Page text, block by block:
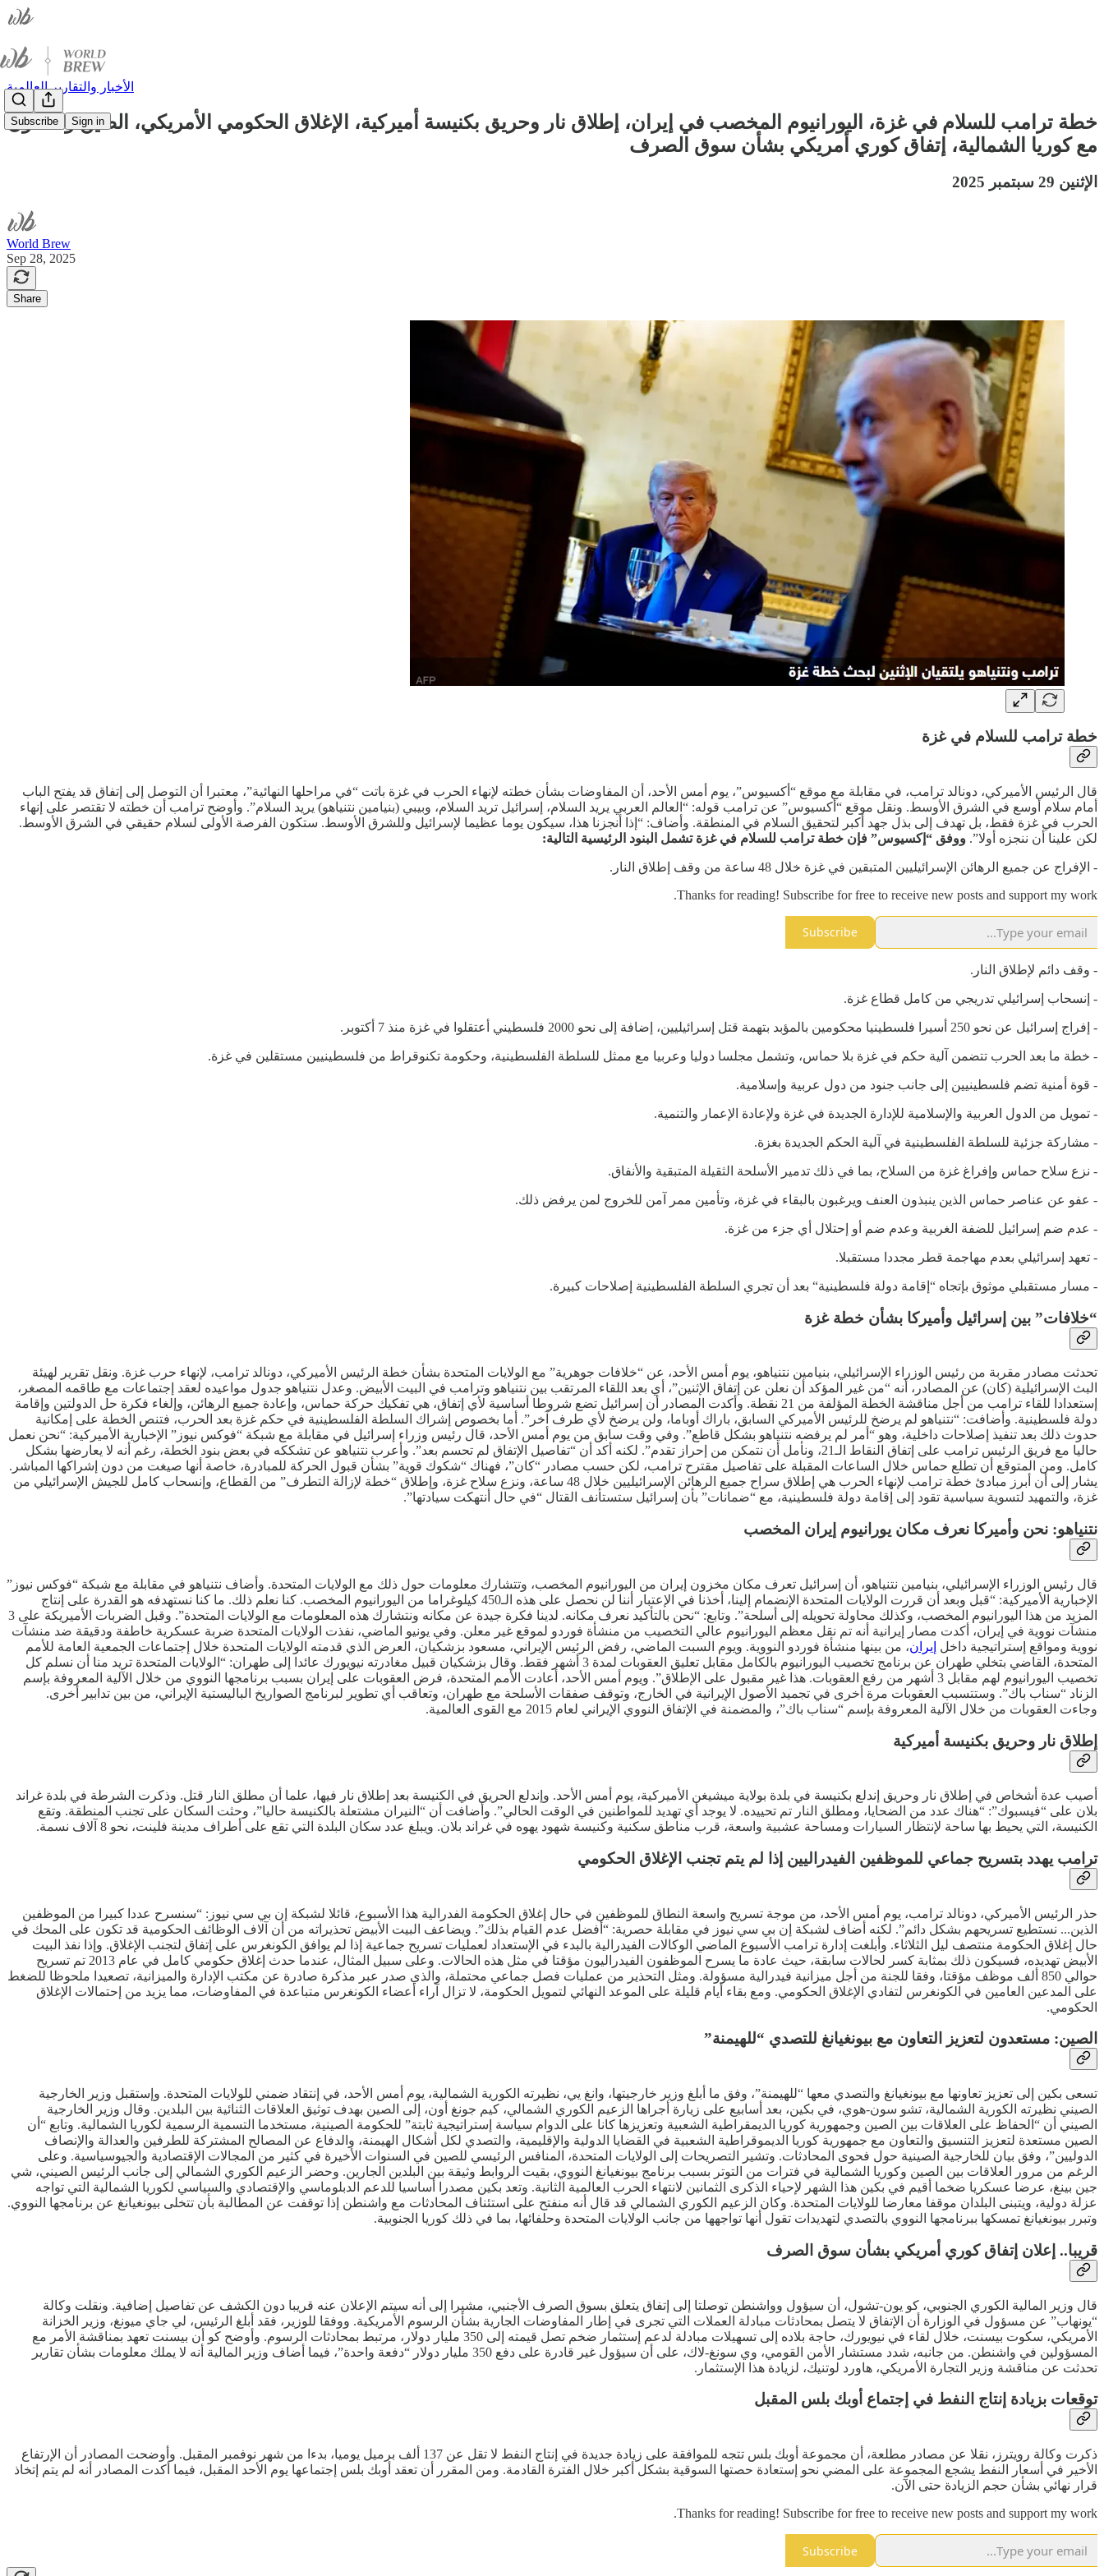
Subscribe Sign in
الأخبار والتقارير العالمية
خطة ترامب للسلام في غزة، اليورانيوم المخصب في إيران، إطلاق نار وحريق بكنيسة أميركية، الإغلاق الحكومي الأمريكي، الصين والتعاون
مع كوريا الشمالية، إتفاق كوري أمريكي بشأن سوق الصرف
الإثنين 29 سبتمبر 2025
World Brew
Sep 28, 2025
Share
خطة ترامب للسلام في غزة
قال الرئيس الأميركي، دونالد ترامب، في مقابلة مع موقع “أكسيوس”، يوم أمس الأحد، أن المفاوضات بشأن خطته لإنهاء الحرب في غزة باتت “في مراحلها النهائية”، معتبرا أن التوصل إلى إتفاق قد يفتح الباب
أمام سلام أوسع في الشرق الأوسط. ونقل موقع “أكسيوس” عن ترامب قوله: “العالم العربي يريد السلام، إسرائيل تريد السلام، وبيبي (بنيامين نتنياهو) يريد السلام”. وأوضح ترامب أن خطته لا تقتصر على إنهاء
الحرب في غزة فقط، بل تهدف إلى بذل جهد أكبر لتحقيق السلام في المنطقة. وأضاف: “إذا أنجزنا هذا، سيكون يوما عظيما لإسرائيل وللشرق الأوسط. ستكون الفرصة الأولى لسلام حقيقي في الشرق الأوسط.
لكن علينا أن ننجزه أولا”. ووفق “إكسيوس” فإن خطة ترامب للسلام في غزة تشمل البنود الرئيسية التالية:
- الإفراج عن جميع الرهائن الإسرائيليين المتبقين في غزة خلال 48 ساعة من وقف إطلاق النار.
Thanks for reading! Subscribe for free to receive new posts and support my work.
Subscribe
- وقف دائم لإطلاق النار.
- إنسحاب إسرائيلي تدريجي من كامل قطاع غزة.
- إفراج إسرائيل عن نحو 250 أسيرا فلسطينيا محكومين بالمؤبد بتهمة قتل إسرائيليين، إضافة إلى نحو 2000 فلسطيني أعتقلوا في غزة منذ 7 أكتوبر.
- خطة ما بعد الحرب تتضمن آلية حكم في غزة بلا حماس، وتشمل مجلسا دوليا وعربيا مع ممثل للسلطة الفلسطينية، وحكومة تكنوقراط من فلسطينيين مستقلين في غزة.
- قوة أمنية تضم فلسطينيين إلى جانب جنود من دول عربية وإسلامية.
- تمويل من الدول العربية والإسلامية للإدارة الجديدة في غزة ولإعادة الإعمار والتنمية.
- مشاركة جزئية للسلطة الفلسطينية في آلية الحكم الجديدة بغزة.
- نزع سلاح حماس وإفراغ غزة من السلاح، بما في ذلك تدمير الأسلحة الثقيلة المتبقية والأنفاق.
- عفو عن عناصر حماس الذين ينبذون العنف ويرغبون بالبقاء في غزة، وتأمين ممر آمن للخروج لمن يرفض ذلك.
- عدم ضم إسرائيل للضفة الغربية وعدم ضم أو إحتلال أي جزء من غزة.
- تعهد إسرائيلي بعدم مهاجمة قطر مجددا مستقبلا.
- مسار مستقبلي موثوق بإتجاه “إقامة دولة فلسطينية“ بعد أن تجري السلطة الفلسطينية إصلاحات كبيرة.
“خلافات” بين إسرائيل وأميركا بشأن خطة غزة
تحدثت مصادر مقربة من رئيس الوزراء الإسرائيلي، بنيامين نتنياهو، يوم أمس الأحد، عن “خلافات جوهرية” مع الولايات المتحدة بشأن خطة الرئيس الأميركي، دونالد ترامب، لإنهاء حرب غزة. ونقل تقرير لهيئة
البث الإسرائيلية (كان) عن المصادر، أنه “من غير المؤكد أن نعلن عن إتفاق الإثنين”، أي بعد اللقاء المرتقب بين نتنياهو وترامب في البيت الأبيض. وعدل نتنياهو جدول مواعيده لعقد إجتماعات مع طاقمه المصغر،
إستعدادا للقاء ترامب من أجل مناقشة الخطة المؤلفة من 21 نقطة. وأكدت المصادر أن إسرائيل تضع شروطا أساسية لأي إتفاق، هي تفكيك حركة حماس، وإعادة جميع الرهائن، وإلغاء فكرة حل الدولتين وإقامة
دولة فلسطينية. وأضافت: “نتنياهو لم يرضخ للرئيس الأميركي السابق، باراك أوباما، ولن يرضخ لأي طرف آخر”. أما بخصوص إشراك السلطة الفلسطينية في حكم غزة بعد الحرب، فتنص الخطة على إمكانية
حدوث ذلك بعد تنفيذ إصلاحات داخلية، وهو “أمر لم يرفضه نتنياهو بشكل قاطع”. وفي وقت سابق من يوم أمس الأحد، قال رئيس وزراء إسرائيل في مقابلة مع شبكة “فوكس نيوز” الإخبارية الأميركية: “نحن نعمل
حاليا مع فريق الرئيس ترامب على إتفاق النقاط الـ21، ونأمل أن نتمكن من إحراز تقدم”. لكنه أكد أن “تفاصيل الإتفاق لم تحسم بعد”. وأعرب نتنياهو عن تشككه في بعض بنود الخطة، رغم أنه لا يعارضها بشكل
كامل. ومن المتوقع أن تطلع حماس خلال الساعات المقبلة على تفاصيل مقترح ترامب، لكن حسب مصادر “كان”، فهناك “شكوك قوية” بشأن قبول الحركة للمبادرة، خاصة أنها صيغت من دون إشراكها المباشر.
يشار إلى أن أبرز مبادئ خطة ترامب لإنهاء الحرب هي إطلاق سراح جميع الرهائن الإسرائيليين خلال 48 ساعة، ونزع سلاح غزة، وإطلاق “خطة لإزالة التطرف” من القطاع، وإنسحاب كامل للجيش الإسرائيلي من
غزة، والتمهيد لتسوية سياسية تقود إلى إقامة دولة فلسطينية، مع “ضمانات” بأن إسرائيل ستستأنف القتال “في حال أنتهكت سيادتها”.
نتنياهو: نحن وأميركا نعرف مكان يورانيوم إيران المخصب
قال رئيس الوزراء الإسرائيلي، بنيامين نتنياهو، أن إسرائيل تعرف مكان مخزون إيران من اليورانيوم المخصب، وتتشارك معلومات حول ذلك مع الولايات المتحدة. وأضاف نتنياهو في مقابلة مع شبكة “فوكس نيوز”
الإخبارية الأميركية: “قبل وبعد أن قررت الولايات المتحدة الإنضمام إلينا، أخذنا في الإعتبار أننا لن نحصل على هذه الـ450 كيلوغراما من اليورانيوم المخصب. كنا نعلم ذلك. ما كنا نستهدفه هو القدرة على إنتاج
المزيد من هذا اليورانيوم المخصب، وكذلك محاولة تحويله إلى أسلحة”. وتابع: “نحن بالتأكيد نعرف مكانه. لدينا فكرة جيدة عن مكانه ونتشارك هذه المعلومات مع الولايات المتحدة”. وقبل الضربات الأميريكة على 3
منشآت نووية في إيران، أكدت مصار إيرانية أنه تم نقل معظم اليورانيوم عالي التخصيب من منشأة فوردو لموقع غير معلن. وفي يونيو الماضي، نفذت الولايات المتحدة ضربة عسكرية خاطفة ودقيقة ضد منشآت
نووية ومواقع إستراتيجية داخل إيران، من بينها منشأة فوردو النووية. ويوم السبت الماضي، رفض الرئيس الإيراني، مسعود بزشكيان، العرض الذي قدمته الولايات المتحدة خلال إجتماعات الجمعية العامة للأمم
المتحدة، القاضي بتخلي طهران عن برنامج تخصيب اليورانيوم بالكامل مقابل تعليق العقوبات لمدة 3 أشهر فقط. وقال بزشكيان قبيل مغادرته نيويورك عائدا إلى طهران: “الولايات المتحدة تريد منا أن نسلم كل
تخصيب اليورانيوم لهم مقابل 3 أشهر من رفع العقوبات. هذا غير مقبول على الإطلاق”. ويوم أمس الأحد، أعادت الأمم المتحدة، فرض العقوبات على إيران بسبب برنامجها النووي من خلال الآلية المعروفة بإسم
الزناد “سناب باك”. وستتسبب العقوبات مرة أخرى في تجميد الأصول الإيرانية في الخارج، وتوقف صفقات الأسلحة مع طهران، وتعاقب أي تطوير لبرنامج الصواريخ الباليستية الإيراني، من بين تدابير أخرى.
وجاءت العقوبات من خلال الآلية المعروفة بإسم “سناب باك”، والمضمنة في الإتفاق النووي الإيراني لعام 2015 مع القوى العالمية.
إطلاق نار وحريق بكنيسة أميركية
أصيب عدة أشخاص في إطلاق نار وحريق إندلع بكنيسة في بلدة بولاية ميشيغن الأميركية، يوم أمس الأحد. وإندلع الحريق في الكنيسة بعد إطلاق نار فيها، علما أن مطلق النار قتل. وذكرت الشرطة في بلدة غراند
بلان على “فيسبوك”: “هناك عدد من الضحايا، ومطلق النار تم تحييده. لا يوجد أي تهديد للمواطنين في الوقت الحالي”. وأضافت أن “النيران مشتعلة بالكنيسة حاليا”، وحثت السكان على تجنب المنطقة. وتقع
الكنيسة، التي يحيط بها ساحة لإنتظار السيارات ومساحة عشبية واسعة، قرب مناطق سكنية وكنيسة شهود يهوه في غراند بلان. ويبلغ عدد سكان البلدة التي تقع على أطراف مدينة فلينت، نحو 8 آلاف نسمة.
ترامب يهدد بتسريح جماعي للموظفين الفيدراليين إذا لم يتم تجنب الإغلاق الحكومي
حذر الرئيس الأميركي، دونالد ترامب، يوم أمس الأحد، من موجة تسريح واسعة النطاق للموظفين في حال إغلاق الحكومة الفدرالية هذا الأسبوع، قائلا لشبكة إن بي سي نيوز: “سنسرح عددا كبيرا من الموظفين
الذين... نستطيع تسريحهم بشكل دائم”. لكنه أضاف لشبكة إن بي سي نيوز في مقابلة حصرية: “أفضل عدم القيام بذلك”. ويضاعف البيت الأبيض تحذيراته من أن آلاف الوظائف الحكومية قد تكون على المحك في
حال إغلاق الحكومة منتصف ليل الثلاثاء. وأبلغت إدارة ترامب الأسبوع الماضي الوكالات الفيدرالية بالبدء في الإستعداد لعمليات تسريح جماعية إذا لم يوافق الكونغرس على إتفاق لتجنب الإغلاق. وإذا نفذ البيت
الأبيض تهديده، فسيكون ذلك بمثابة كسر لحالات سابقة، حيث عادة ما يسرح الموظفون الفيدراليون مؤقتا في مثل هذه الحالات. وعلى سبيل المثال، عندما حدث إغلاق حكومي كامل في عام 2013 تم تسريح
حوالي 850 ألف موظف مؤقتا، وفقا للجنة من أجل ميزانية فيدرالية مسؤولة. ومثل التحذير من عمليات فصل جماعي محتملة، والذي صدر عبر مذكرة صادرة عن مكتب الإدارة والميزانية، تصعيدا ملحوظا للضغط
على المدعين العامين في الكونغرس لتفادي الإغلاق الحكومي. ومع بقاء أيام قليلة على الموعد النهائي لتمويل الحكومة، لا تزال آراء أعضاء الكونغرس متباعدة في المفاوضات، مما يزيد من إحتمالات الإغلاق
الحكومي.
الصين: مستعدون لتعزيز التعاون مع بيونغيانغ للتصدي “للهيمنة”
تسعى بكين إلى تعزيز تعاونها مع بيونغيانغ والتصدي معها “للهيمنة”، وفق ما أبلغ وزير خارجيتها، وانغ يي، نظيرته الكورية الشمالية، يوم أمس الأحد، في إنتقاد ضمني للولايات المتحدة. وإستقبل وزير الخارجية
الصيني نظيرته الكورية الشمالية، تشو سون-هوي، في بكين، بعد أسابيع على زيارة أجراها الزعيم الكوري الشمالي، كيم جونغ أون، إلى الصين بهدف توثيق العلاقات الثنائية بين البلدين. وقال وزير الخارجية
الصيني أن “الحفاظ على العلاقات بين الصين وجمهورية كوريا الديمقراطية الشعبية وتعزيزها كانا على الدوام سياسة إستراتيجية ثابتة” للحكومة الصينية، مستخدما التسمية الرسمية لكوريا الشمالية. وتابع “أن
الصين مستعدة لتعزيز التنسيق والتعاون مع جمهورية كوريا الديموقراطية الشعبية في القضايا الدولية والإقليمية، والتصدي لكل أشكال الهيمنة، والدفاع عن المصالح المشتركة للطرفين والعدالة والإنصاف
الدوليين”، وفق بيان للخارجية الصينية حول فحوى المحادثات. وتشير التصريحات إلى الولايات المتحدة، المنافس الرئيسي للصين في السنوات الأخيرة في كثير من المجالات الإقتصادية والجيوسياسية. وعلى
الرغم من مرور العلاقات بين الصين وكوريا الشمالية في فترات من التوتر بسبب برنامج بيونغيانغ النووي، بقيت الروابط وثيقة بين البلدين الجارين. وحضر الزعيم الكوري الشمالي إلى جانب الرئيس الصيني، شي
جين بينغ، عرضا عسكريا ضخما أقيم في بكين هذا الشهر لإحياء الذكرى الثمانين لانتهاء الحرب العالمية الثانية. وتعد بكين مصدرا أساسيا للدعم الدبلوماسي والإقتصادي والسياسي لكوريا الشمالية التي تواجه
عزلة دولية، ويتبنى البلدان موقفا معارضا للولايات المتحدة. وكان الزعيم الكوري الشمالي قد قال أنه منفتح على استئناف المحادثات مع واشنطن إذا توقفت عن المطالبة بأن تتخلى بيونغيانغ عن برنامجها النووي.
وتبرر بيونغيانغ تمسكها ببرنامجها النووي بالتصدي لتهديدات تقول أنها تواجهها من جانب الولايات المتحدة وحلفائها، بما في ذلك كوريا الجنوبية.
قريبا.. إعلان إتفاق كوري أمريكي بشأن سوق الصرف
قال وزير المالية الكوري الجنوبي، كو يون-تشول، أن سيؤول وواشنطن توصلتا إلى إتفاق يتعلق بسوق الصرف الأجنبي، مشيرا إلى أنه سيتم الإعلان عنه قريبا دون الكشف عن تفاصيل إضافية. ونقلت وكالة
“يونهاب” عن مسؤول في الوزارة أن الإتفاق لا يتصل بمحادثات مبادلة العملات التي تجرى في إطار المفاوضات الجارية بشأن الرسوم الأمريكية. ووفقا للوزير، فقد أبلغ الرئيس، لي جاي ميونغ، وزير الخزانة
الأمريكي، سكوت بيسنت، خلال لقاء في نيويورك، حاجة بلاده إلى تسهيلات مبادلة لدعم إستثمار ضخم تصل قيمته إلى 350 مليار دولار، مرتبط بمحادثات الرسوم. وأوضح كو أن بيسنت تعهد بمناقشة الأمر مع
المسؤولين في واشنطن. من جانبه، شدد مستشار الأمن القومي، وي سونغ-لاك، على أن سيؤول غير قادرة على دفع 350 مليار دولار “دفعة واحدة”، فيما أضاف وزير المالية أنه لا يملك معلومات بشأن تقارير
تحدثت عن مناقشة وزير التجارة الأمريكي، هاورد لوتنيك، لزيادة هذا الإستثمار.
توقعات بزيادة إنتاج النفط في إجتماع أوبك بلس المقبل
ذكرت وكالة رويترز، نقلا عن مصادر مطلعة، أن مجموعة أوبك بلس تتجه للموافقة على زيادة جديدة في إنتاج النفط لا تقل عن 137 ألف برميل يوميا، بدءا من شهر نوفمبر المقبل. وأوضحت المصادر أن الإرتفاع
الأخير في أسعار النفط يشجع المجموعة على المضي نحو إستعادة حصتها السوقية بشكل أكبر خلال الفترة القادمة. ومن المقرر أن تعقد أوبك بلس إجتماعها يوم الأحد المقبل، فيما أكدت المصادر أنه لم يتم إتخاذ
قرار نهائي بشأن حجم الزيادة حتى الآن.
Thanks for reading! Subscribe for free to receive new posts and support my work.
Subscribe